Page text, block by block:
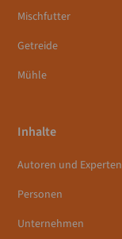
Mischfutter
Getreide
Mühle
Inhalte
Autoren und Experten
Personen
Unternehmen